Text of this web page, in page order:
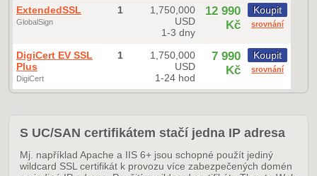
ExtendedSSL
GlobalSign
1
1,750,000
USD
1-3 dny
12 990
Kč
Koupit
srovnání
DigiCert EV SSL
Plus
DigiCert
1
1,750,000
USD
1-24 hod
7 990
Kč
Koupit
srovnání
S UC/SAN certifikátem stačí jedna IP adresa
Mj. například Apache a IIS 6+ jsou schopné použít jediný
wildcard SSL certifikát k provozu více zabezpečených domén